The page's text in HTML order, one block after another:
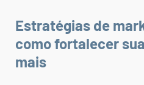
Estratégias de
como fortalecer
mais